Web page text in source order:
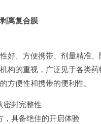
离复合膜
好、方便携带、剂量精准
构的重视，广泛见于各类
方便性和携带的便利性。
密封完整性
具备绝佳的开启体验